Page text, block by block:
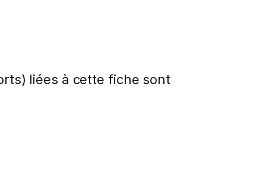
liées à cette fiche sont